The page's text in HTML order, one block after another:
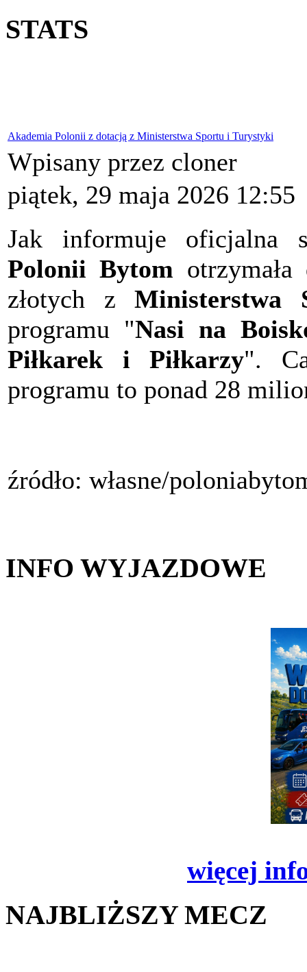
STATS
Akademia Polonii z dotacją z Ministerstwa Sportu i Turystyki
Wpisany przez cloner
piątek, 29 maja 2026 12:55
Jak informuje oficjalna
Polonii Bytom
złotych zMinisterstwa
programu "Nasi na
Piłkarek i Piłkarzy".
programu to ponad 28
źródło: własne/
INFO WYJAZDOWE
więcej
NAJBLIŻSZY MECZ